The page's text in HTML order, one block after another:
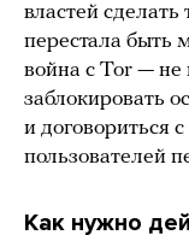
властей сделать
перестала быть
война с Tor — не
заблокировать
и договориться
пользователей
Как нужно